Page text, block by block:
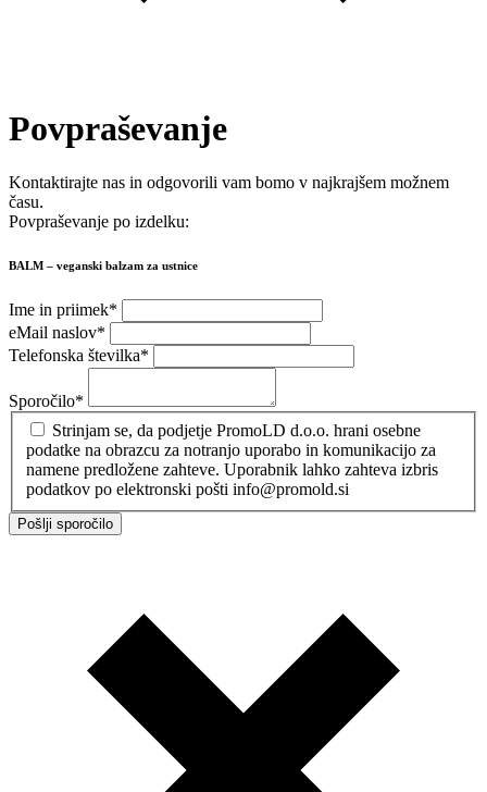
Povpraševanje
Kontaktirajte nas in odgovorili vam bomo v najkrajšem možnem
času.
Povpraševanje po izdelku:
BALM – veganski balzam za ustnice
Ime in priimek*
eMail naslov*
Telefonska številka*
Sporočilo*
Strinjam se, da podjetje PromoLD d.o.o. hrani osebne
podatke na obrazcu za notranjo uporabo in komunikacijo za
namene predložene zahteve. Uporabnik lahko zahteva izbris
podatkov po elektronski pošti info@promold.si
Pošlji sporočilo